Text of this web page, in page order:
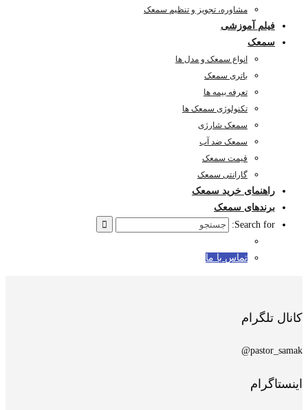
مشاوره، تجویز و تنظیم سمعک
فیلم آموزشی
سمعک
انواع سمعک و مدل ها
باتری سمعک
تعرفه بیمه ها
تکنولوژی سمعک ها
سمعک شارژی
سمعک ضد آب
قیمت سمعک
گارانتی سمعک
راهنمای خرید سمعک
برندهای سمعک
Search for:
تماس با ما
کانال تلگرام
pastor_samak@
اینستاگرام